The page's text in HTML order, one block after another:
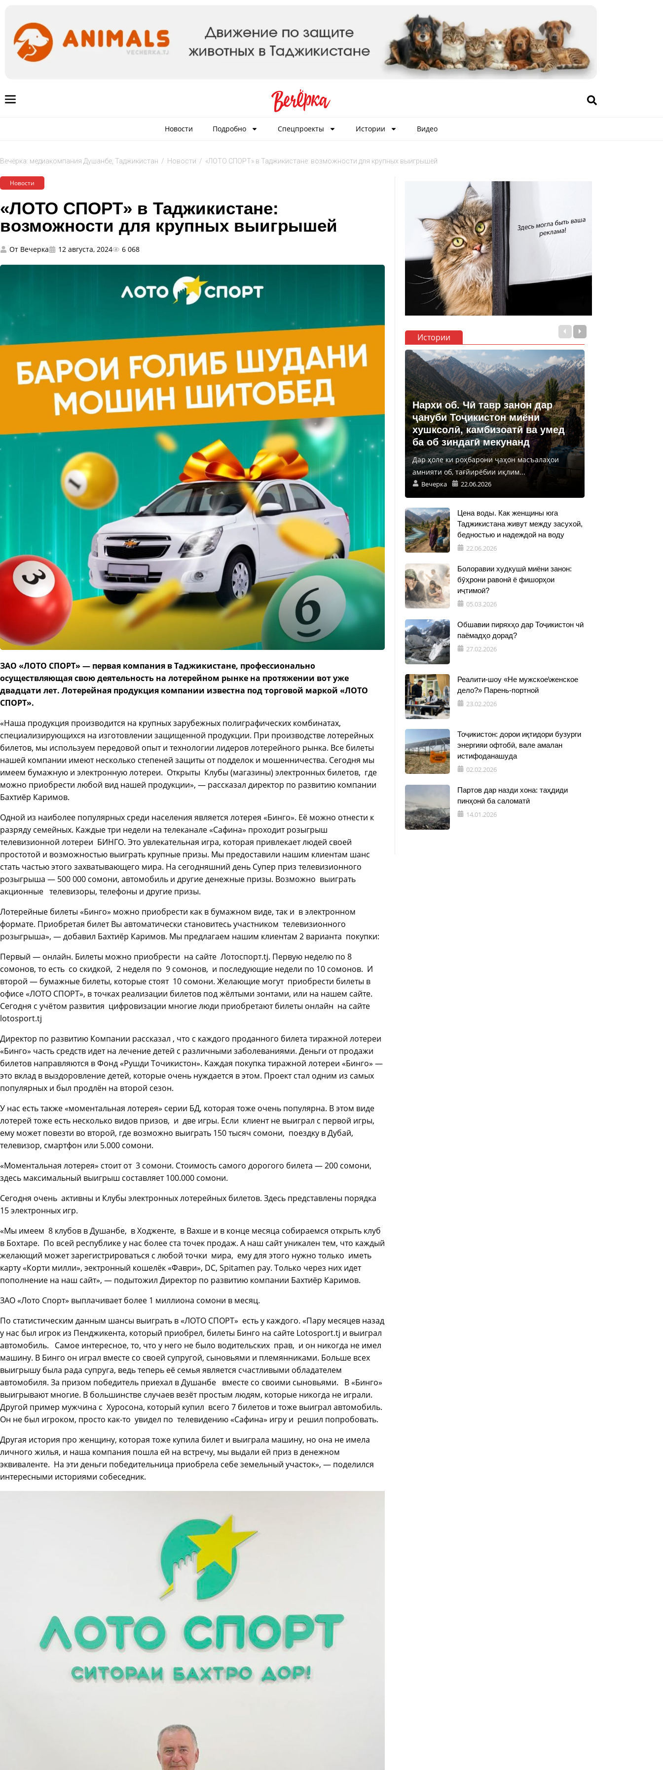
Новости Подробно Спецпроекты Истории Видео
Вечёрка: медиакомпания Душанбе, Таджикистан / Новости / «ЛОТО СПОРТ» в Таджикистане: возможности для крупных выигрышей
Новости
«ЛОТО СПОРТ» в Таджикистане:
возможности для крупных выигрышей
От Вечерка 12 августа, 2024 6 068
ЗАО «ЛОТО СПОРТ» — первая компания в Таджикистане, профессионально
осуществляющая свою деятельность на лотерейном рынке на протяжении вот уже
двадцати лет. Лотерейная продукция компании известна под торговой маркой «ЛОТО
СПОРТ».
«Наша продукция производится на крупных зарубежных полиграфических комбинатах,
специализирующихся на изготовлении защищенной продукции. При производстве лотерейных
билетов, мы используем передовой опыт и технологии лидеров лотерейного рынка. Все билеты
нашей компании имеют несколько степеней защиты от подделок и мошенничества. Сегодня мы
имеем бумажную и электронную лотереи. Открыты Клубы (магазины) электронных билетов, где
можно приобрести любой вид нашей продукции», — рассказал директор по развитию компании
Бахтиёр Каримов.
Одной из наиболее популярных среди населения является лотерея «Бинго». Её можно отнести к
разряду семейных. Каждые три недели на телеканале «Сафина» проходит розыгрыш
телевизионной лотереи БИНГО. Это увлекательная игра, которая привлекает людей своей
простотой и возможностью выиграть крупные призы. Мы предоставили нашим клиентам шанс
стать частью этого захватывающего мира. На сегодняшний день Супер приз телевизионного
розыгрыша — 500 000 сомони, автомобиль и другие денежные призы. Возможно выиграть
акционные телевизоры, телефоны и другие призы.
Лотерейные билеты «Бинго» можно приобрести как в бумажном виде, так и в электронном
формате. Приобретая билет Вы автоматически становитесь участником телевизионного
розыгрыша», — добавил Бахтиёр Каримов. Мы предлагаем нашим клиентам 2 варианта покупки:
Первый — онлайн. Билеты можно приобрести на сайте Лотоспорт.tj. Первую неделю по 8
сомонов, то есть со скидкой, 2 неделя по 9 сомонов, и последующие недели по 10 сомонов. И
второй — бумажные билеты, которые стоят 10 сомони. Желающие могут приобрести билеты в
офисе «ЛОТО СПОРТ», в точках реализации билетов под жёлтыми зонтами, или на нашем сайте.
Сегодня с учётом развития цифровизации многие люди приобретают билеты онлайн на сайте
lotosport.tj
Директор по развитию Компании рассказал , что с каждого проданного билета тиражной лотереи
«Бинго» часть средств идет на лечение детей с различными заболеваниями. Деньги от продажи
билетов направляются в Фонд «Рушди Точикистон». Каждая покупка тиражной лотереи «Бинго» —
это вклад в выздоровление детей, которые очень нуждается в этом. Проект стал одним из самых
популярных и был продлён на второй сезон.
У нас есть также «моментальная лотерея» серии БД, которая тоже очень популярна. В этом виде
лотерей тоже есть несколько видов призов, и две игры. Если клиент не выиграл с первой игры,
ему может повезти во второй, где возможно выиграть 150 тысяч сомони, поездку в Дубай,
телевизор, смартфон или 5.000 сомони.
«Моментальная лотерея» стоит от 3 сомони. Стоимость самого дорогого билета — 200 сомони,
здесь максимальный выигрыш составляет 100.000 сомони.
Сегодня очень активны и Клубы электронных лотерейных билетов. Здесь представлены порядка
15 электронных игр.
«Мы имеем 8 клубов в Душанбе, в Ходженте, в Вахше и в конце месяца собираемся открыть клуб
в Бохтаре. По всей республике у нас более ста точек продаж. А наш сайт уникален тем, что каждый
желающий может зарегистрироваться с любой точки мира, ему для этого нужно только иметь
карту «Корти милли», эектронный кошелёк «Фаври», DC, Spitamen pay. Только через них идет
пополнение на наш сайт», — подытожил Директор по развитию компании Бахтиёр Каримов.
ЗАО «Лото Спорт» выплачивает более 1 миллиона сомони в месяц.
По статистическим данным шансы выиграть в «ЛОТО СПОРТ» есть у каждого. «Пару месяцев назад
у нас был игрок из Пенджикента, который приобрел, билеты Бинго на сайте Lotosport.tj и выиграл
автомобиль. Самое интересное, то, что у него не было водительских прав, и он никогда не имел
машину. В Бинго он играл вместе со своей супругой, сыновьями и племянниками. Больше всех
выигрышу была рада супруга, ведь теперь её семья является счастливыми обладателем
автомобиля. За призом победитель приехал в Душанбе вместе со своими сыновьями. В «Бинго»
выигрывают многие. В большинстве случаев везёт простым людям, которые никогда не играли.
Другой пример мужчина с Хуросона, который купил всего 7 билетов и тоже выиграл автомобиль.
Он не был игроком, просто как-то увидел по телевидению «Сафина» игру и решил попробовать.
Другая история про женщину, которая тоже купила билет и выиграла машину, но она не имела
личного жилья, и наша компания пошла ей на встречу, мы выдали ей приз в денежном
эквиваленте. На эти деньги победительница приобрела себе земельный участок», — поделился
интересными историями собеседник.
Истории
Нархи об. Чӣ тавр занон дар
ҷануби Тоҷикистон миёни
хушксолӣ, камбизоатӣ ва умед
ба об зиндагӣ мекунанд
Дар ҳоле ки роҳбарони ҷаҳон масъалаҳои
амнияти об, тағйирёбии иқлим...
Вечерка 22.06.2026
Цена воды. Как женщины юга
Таджикистана живут между засухой,
бедностью и надеждой на воду
22.06.2026
Болоравии худкушӣ миёни занон:
бӯҳрони равонӣ ё фишорҳои
иҷтимоӣ?
05.03.2026
Обшавии пиряхҳо дар Тоҷикистон чӣ
паёмадҳо дорад?
27.02.2026
Реалити-шоу «Не мужское\женское
дело?» Парень-портной
23.02.2026
Тоҷикистон: дорои иқтидори бузурги
энергияи офтобӣ, вале амалан
истифоданашуда
02.02.2026
Партов дар назди хона: таҳдиди
пинҳонӣ ба саломатӣ
14.01.2026